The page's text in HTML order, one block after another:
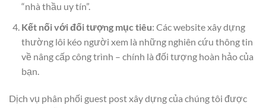
“nhà thầu uy tín”.
Kết nối với đối tượng mục tiêu: Các website xây dựng
thường lôi kéo người xem là những nghiên cứu thông tin
về nâng cấp công trình – chính là đối tượng hoàn hảo của
bạn.
Dịch vụ phân phối guest post xây dựng của chúng tôi được